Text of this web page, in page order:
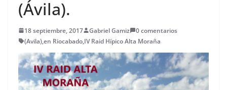
(Ávila).
18 septiembre, 2017 Gabriel Gamiz
0 comentarios
(Avila),en Riocabado,IV Raid Hípico Alta Moraña